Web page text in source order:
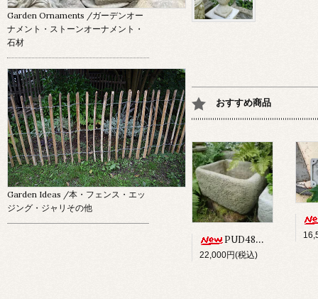
おすすめ商品
PUD48 ALPINE PLANTER
22,000円(税込)
Garden Ornaments /ガーデンオー
ナメント・ストーンオーナメント・
石材
Garden Ideas /本・フェンス・エッ
ジング・ジャリその他